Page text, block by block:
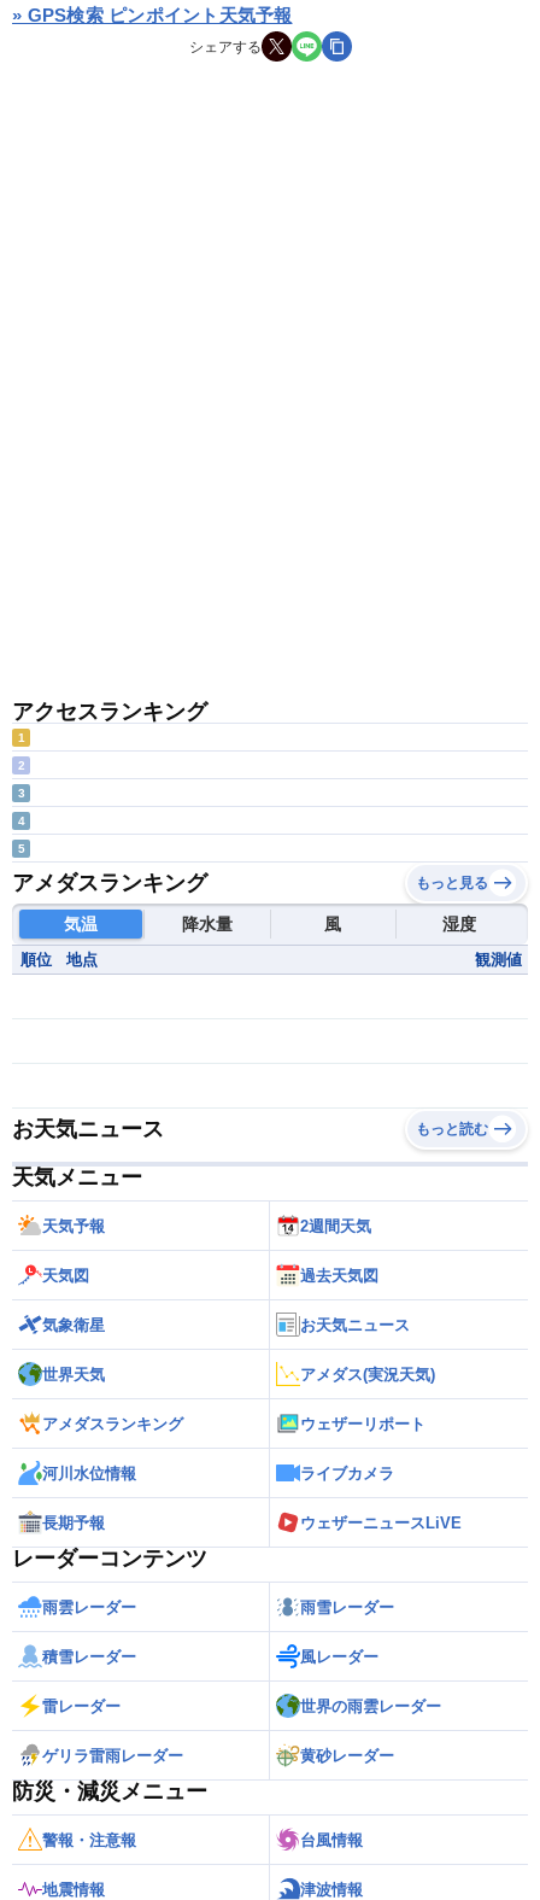
» GPS検索 ピンポイント天気予報
シェアする
アクセスランキング
1
2
3
4
5
アメダスランキング もっと見る
気温 降水量 風 湿度
順位 地点 観測値
お天気ニュース もっと読む
天気メニュー
天気予報 2週間天気
天気図 過去天気図
気象衛星 お天気ニュース
世界天気 アメダス(実況天気)
アメダスランキング ウェザーリポート
河川水位情報 ライブカメラ
長期予報 ウェザーニュースLiVE
レーダーコンテンツ
雨雲レーダー 雨雪レーダー
積雪レーダー 風レーダー
雷レーダー 世界の雨雲レーダー
ゲリラ雷雨レーダー 黄砂レーダー
防災・減災メニュー
警報・注意報 台風情報
地震情報 津波情報